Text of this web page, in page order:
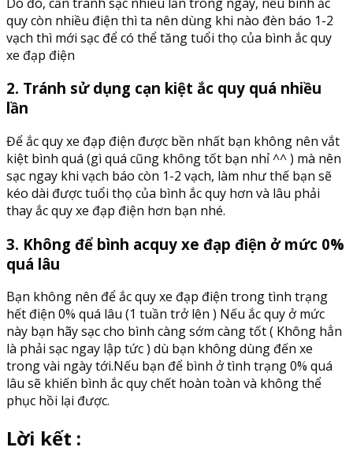
quy còn nhiều điện thì ta nên dùng khi nào đèn báo 1-2
vạch thì mới sạc để có thể tăng tuổi thọ của bình ắc quy
xe đạp điện
2. Tránh sử dụng cạn kiệt ắc quy quá nhiều
lần
Để ắc quy xe đạp điện được bền nhất bạn không nên vắt
kiệt bình quá (gì quá cũng không tốt bạn nhỉ ^^ ) mà nên
sạc ngay khi vạch báo còn 1-2 vạch, làm như thế bạn sẽ
kéo dài được tuổi thọ của bình ắc quy hơn và lâu phải
thay ắc quy xe đạp điện hơn bạn nhé.
3. Không để bình acquy xe đạp điện ở mức 0%
quá lâu
Bạn không nên để ắc quy xe đạp điện trong tình trạng
hết điện 0% quá lâu (1 tuần trở lên ) Nếu ắc quy ở mức
này bạn hãy sạc cho bình càng sớm càng tốt ( Không hẳn
là phải sạc ngay lập tức ) dù bạn không dùng đến xe
trong vài ngày tới.Nếu bạn để bình ở tình trạng 0% quá
lâu sẽ khiến bình ắc quy chết hoàn toàn và không thể
phục hồi lại được.
Lời kết :